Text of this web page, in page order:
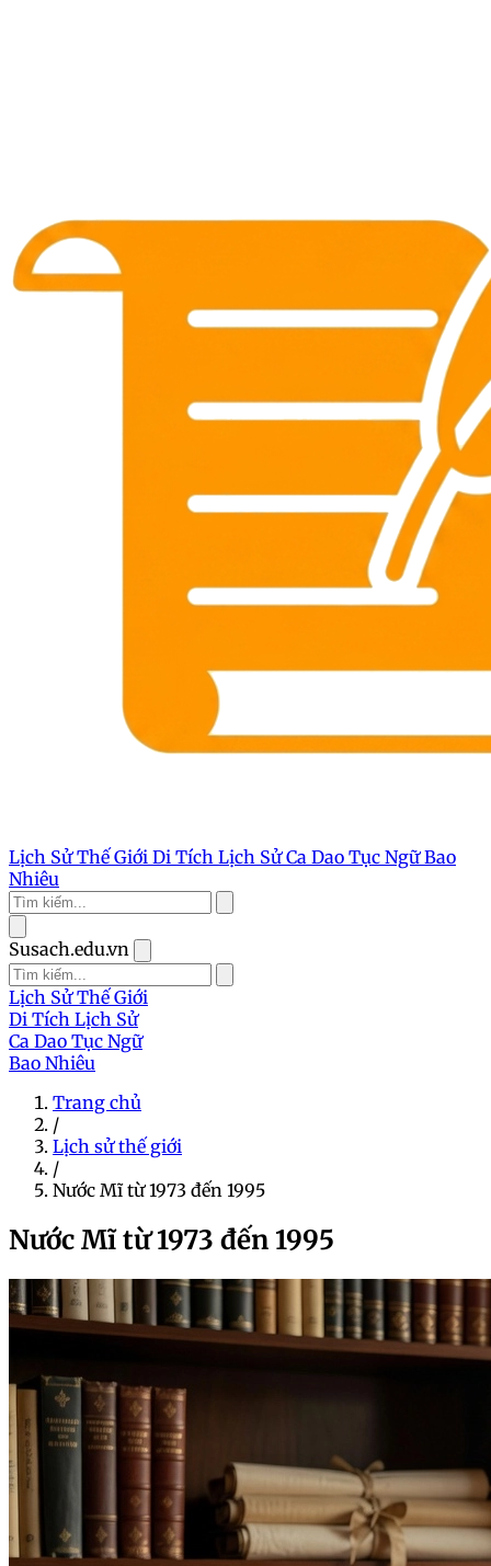
Lịch Sử Thế Giới Di Tích Lịch SửCa Dao Tục NgữBao
Nhiêu
Susach.edu.vn
Lịch Sử Thế Giới
Di Tích Lịch Sử
Ca Dao Tục Ngữ
Bao Nhiêu
Trang chủ
/
Lịch sử thế giới
/
Nước Mĩ từ 1973 đến 1995
Nước Mĩ từ 1973 đến 1995